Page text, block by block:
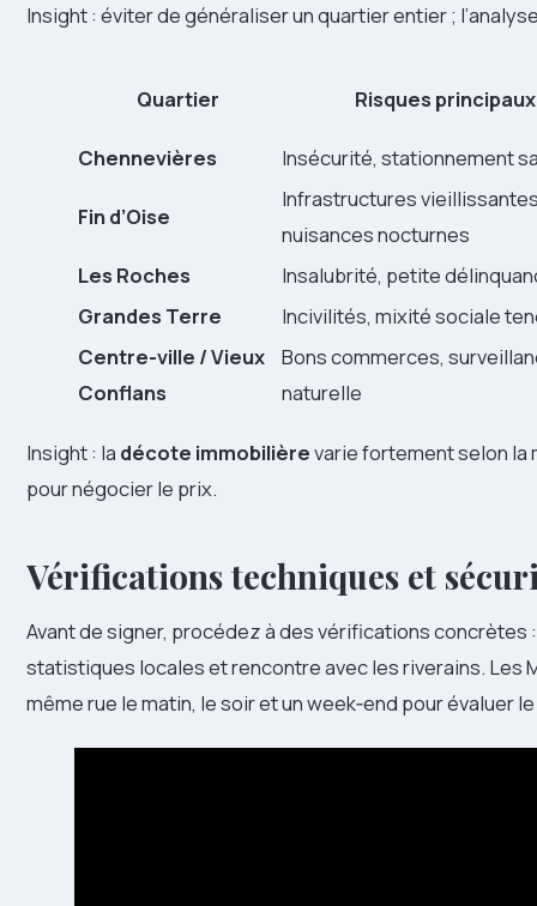
Insight : éviter de généraliser un quartier entier ;
Quartier Risques principaux
Chennevières Insécurité, stationnement
Fin d’Oise
Infrastructures
nuisances nocturnes
Les Roches
Insalubrité, petite
Grandes Terre
Incivilités, mixité sociale
Centre-ville / Vieux
Conflans
Bons commerces,
naturelle
Insight : la décote immobilièrevarie fortement selon la
pour négocier le prix.
Vérifications techniques et
Avant de signer, procédez à des vérifications
statistiques locales et rencontre avec les riverains. Les
même rue le matin, le soir et un week‑end pour évaluer